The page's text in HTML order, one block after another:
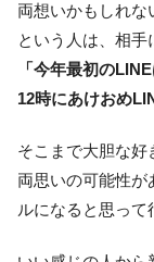
両想いかもしれな
という人は、相手
「今年最初の
12時にあけおめ
そこまで大胆な好
両思いの可能性が
ルになると思って